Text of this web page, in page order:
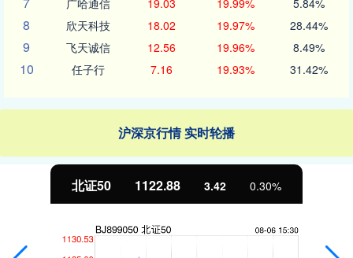
广哈通信 19.03 19.99% 5.84%
8 欣天科技 18.02 19.97% 28.44%
9 飞天诚信 12.56 19.96% 8.49%
10 任子行 7.16 19.93% 31.42%
沪深京行情 实时轮播
北证50 1122.88 3.42 0.30%